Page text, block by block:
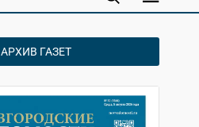
АРХИВ ГАЗЕТ